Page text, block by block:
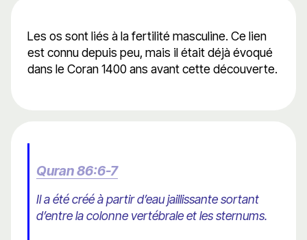
Les os sont liés à la fertilité masculine. Ce lien
est connu depuis peu, mais il était déjà évoqué
dans le Coran 1400 ans avant cette découverte.
Quran 86:6-7
Il a été créé à partir d’eau jaillissante sortant
d’entre la colonne vertébrale et les sternums.